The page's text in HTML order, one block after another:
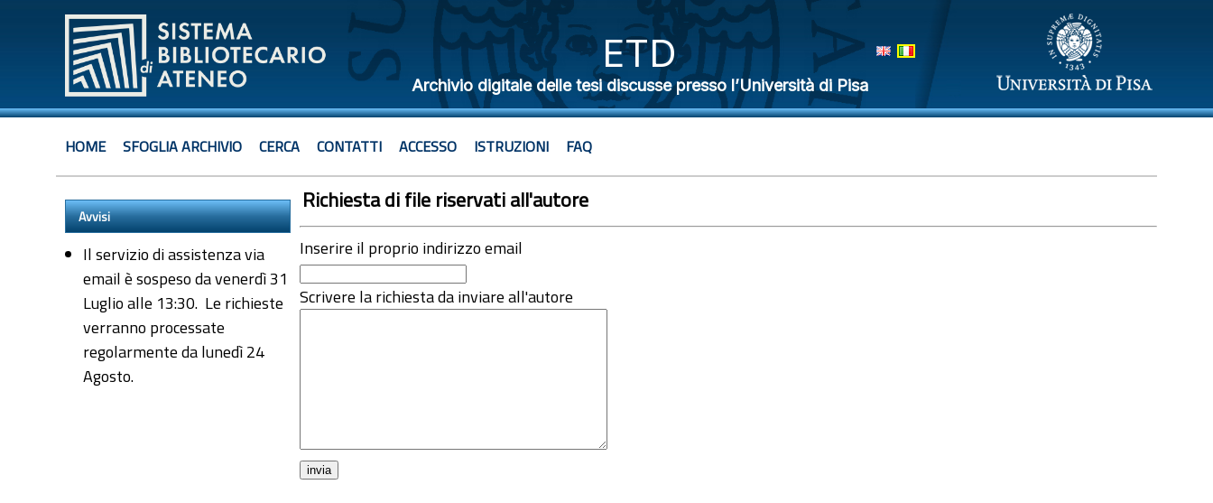
ETD
Archivio digitale delle tesi discusse presso l’Università di Pisa
HOME SFOGLIA ARCHIVIO CERCA CONTATTI ACCESSO ISTRUZIONI FAQ
Avvisi
Il servizio di assistenza via
email è sospeso da venerdì 31
Luglio alle 13:30. Le richieste
verranno processate
regolarmente da lunedì 24
Agosto.
Richiesta di file riservati all'autore
Inserire il proprio indirizzo email
Scrivere la richiesta da inviare all'autore